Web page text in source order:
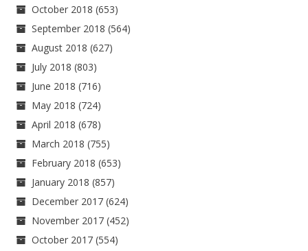
October 2018 (653)
September 2018 (564)
August 2018 (627)
July 2018 (803)
June 2018 (716)
May 2018 (724)
April 2018 (678)
March 2018 (755)
February 2018 (653)
January 2018 (857)
December 2017 (624)
November 2017 (452)
October 2017 (554)